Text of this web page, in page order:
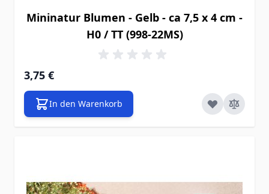
Mininatur Blumen - Gelb - ca 7,5 x 4 cm -
H0 / TT (998-22MS)
3,75 €
In den Warenkorb